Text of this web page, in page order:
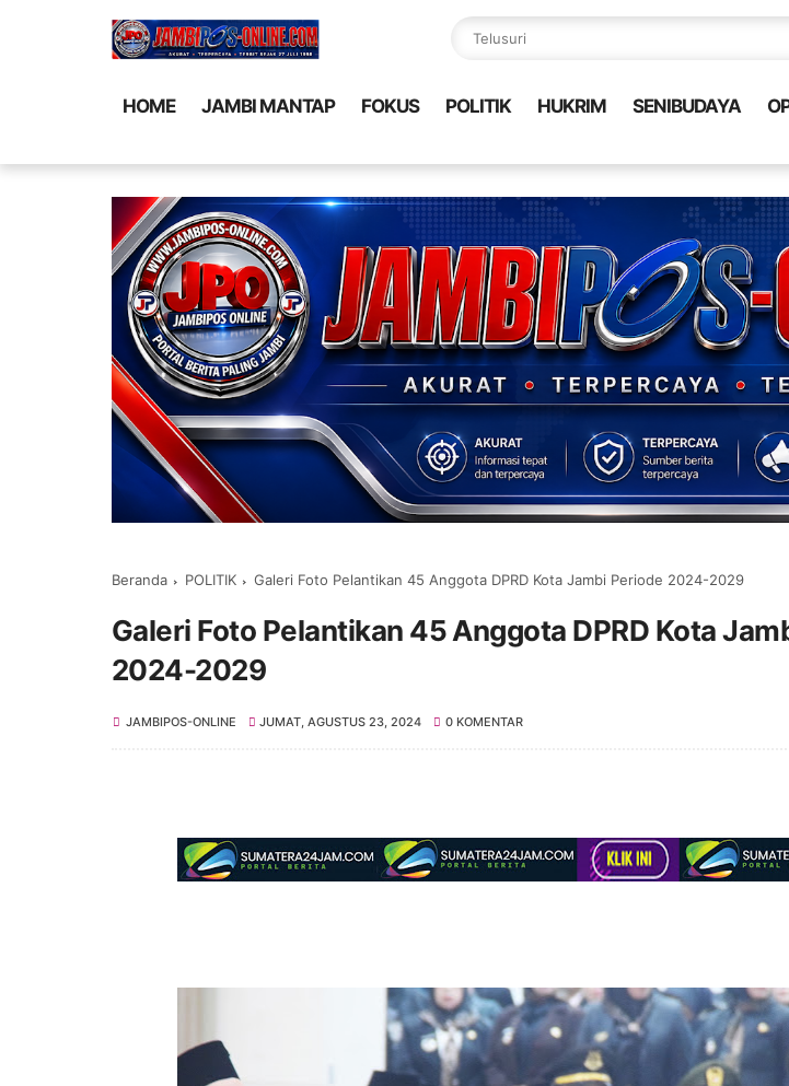
HOME JAMBI MANTAP FOKUS POLITIK HUKRIM SENIBUDAYA
Beranda POLITIK Galeri Foto Pelantikan 45 Anggota DPRD Kota Jambi Periode 2024-2029
Galeri Foto Pelantikan 45 Anggota DPRD Kota
2024-2029
JAMBIPOS-ONLINE JUMAT, AGUSTUS 23, 2024 0 KOMENTAR